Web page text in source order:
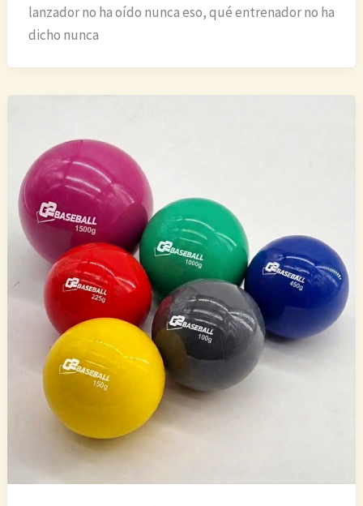
lanzador no ha oído nunca eso, qué entrenador no ha
dicho nunca